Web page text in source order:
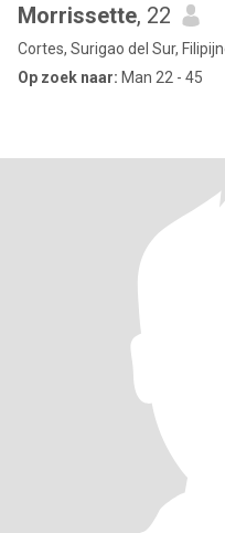
Morrissette, 22
Cortes, Surigao del Sur,
Op zoek naar: Man 22 - 45